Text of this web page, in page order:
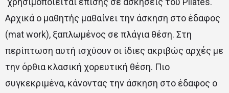
Αρχικά ο μαθητής μαθαίνει την άσκηση στο έδαφος
(mat work), ξαπλωμένος σε πλάγια θέση. Στη
περίπτωση αυτή ισχύουν οι ίδιες ακριβώς αρχές με
την όρθια κλασική χορευτική θέση. Πιο
συγκεκριμένα, κάνοντας την άσκηση στο έδαφος ο